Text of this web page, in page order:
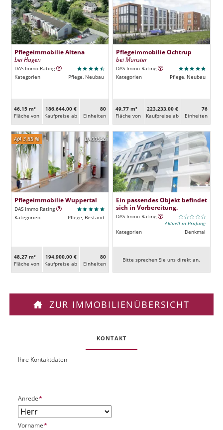
Pflegeimmobilie Altena
bei Hagen
DAS Immo Rating
Kategorien
Pflege, Neubau
46,15 m²
Fläche von
186.644,00 €
Kaufpreise ab
80
Ein­heiten
Pflegeimmobilie Ochtrup
bei Münster
DAS Immo Rating
Kategorien
Pflege, Neubau
49,77 m²
Fläche von
223.233,00 €
Kaufpreise ab
76
Ein­heiten
DA00536
AfA 3,85 %
Pflegeimmobilie Wuppertal
DAS Immo Rating
Kategorien
Pflege, Bestand
48,27 m²
Fläche von
194.900,00 €
Kaufpreise ab
80
Ein­heiten
Ein passendes Objekt befindet
sich in Vorbereitung.
DAS Immo Rating
Aktuell in Prüfung
Kategorien
Denkmal
Bitte sprechen Sie uns direkt an.
ZUR IMMOBILIENÜBERSICHT
KONTAKT
O
k
P
UIhre Kontaktdaten
P
f
l
i
Anrede*
P
Vorname*